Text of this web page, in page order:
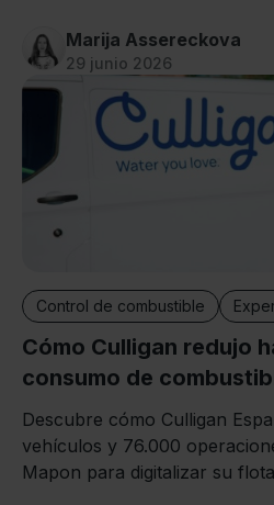
Marija Assereckova
29 junio 2026
Control de combustible
Cómo Culligan redujo
consumo de
Descubre cómo Culligan
vehículos y 76.000
Mapon para digitalizar su